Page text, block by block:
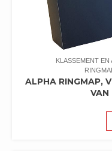
KLASSEMENT EN
ALPHA RINGMAP,
VAN